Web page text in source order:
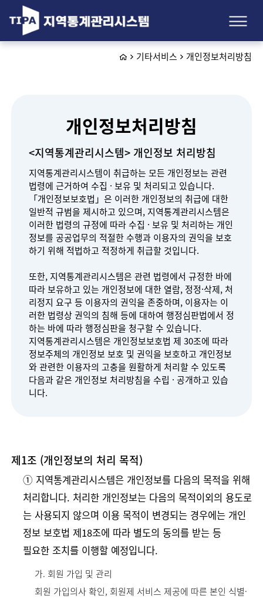
기타서비스 개인정보처리방침
개인정보처리방침
<지역통계관리시스템> 개인정보 처리방침
지역통계관리시스템이 취급하는 모든 개인정보는 관련
법령에 근거하여 수집 · 보유 및 처리되고 있습니다.
「개인정보보호법」은 이러한 개인정보의 취급에 대한
일반적 규범을 제시하고 있으며, 지역통계관리시스템은
이러한 법령의 규정에 따라 수집 · 보유 및 처리하는 개인
정보를 공공업무의 적절한 수행과 이용자의 권익을 보호
하기 위해 적법하고 적정하게 취급할 것입니다.
또한, 지역통계관리시스템은 관련 법령에서 규정한 바에
따라 보유하고 있는 개인정보에 대한 열람, 정정·삭제, 처
리정지 요구 등 이용자의 권익을 존중하며, 이용자는 이
러한 법령상 권익의 침해 등에 대하여 행정심판법에서 정
하는 바에 따라 행정심판을 청구할 수 있습니다.
지역통계관리시스템은 개인정보보호법 제 30조에 따라
정보주체의 개인정보 보호 및 권익을 보호하고 개인정보
와 관련한 이용자의 고충을 원활하게 처리할 수 있도록
다음과 같은 개인정보 처리방침을 수립 · 공개하고 있습
니다.
제1조 (개인정보의 처리 목적)
➀ 지역통계관리시스템은 개인정보를 다음의 목적을 위해
처리합니다. 처리한 개인정보는 다음의 목적이외의 용도로
는 사용되지 않으며 이용 목적이 변경되는 경우에는 개인
정보 보호법 제18조에 따라 별도의 동의를 받는 등
필요한 조치를 이행할 예정입니다.
가. 회원 가입 및 관리
회원 가입의사 확인, 회원제 서비스 제공에 따른 본인 식별·